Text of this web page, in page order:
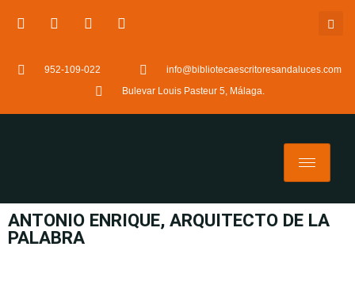
952-109-022
info@bibliotecaescritoresandaluces.com
Bulevar Louis Pasteur 5, Málaga.
ANTONIO ENRIQUE, ARQUITECTO DE LA
PALABRA